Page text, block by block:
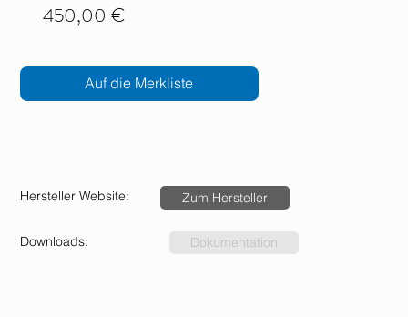
450,00 €
Auf die Merkliste
Hersteller Website: Zum Hersteller
Downloads: Dokumentation